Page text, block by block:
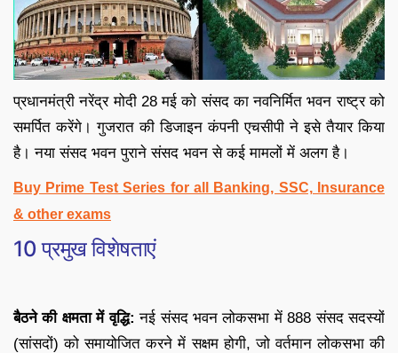
प्रधानमंत्री नरेंद्र मोदी 28 मई को संसद का न‍वन‍िर्मि‍त भवन राष्‍ट्र को
समर्प‍ित करेंगे। गुजरात की ड‍िजाइन कंपनी एचसीपी ने इसे तैयार क‍िया
है। नया संसद भवन पुराने संसद भवन से कई मामलों में अलग है।
Buy Prime Test Series for all Banking, SSC, Insurance
& other exams
10 प्रमुख विशेषताएं
बैठने की क्षमता में वृद्धि: नई संसद भवन लोकसभा में 888 संसद सदस्यों
(सांसदों) को समायोजित करने में सक्षम होगी, जो वर्तमान लोकसभा की